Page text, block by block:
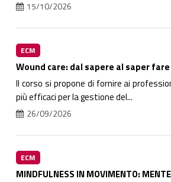
15/10/2026
ECM
Wound care: dal sapere al saper fare
Il corso si propone di fornire ai
più efficaci per la gestione del...
26/09/2026
ECM
MINDFULNESS IN MOVIMENTO: